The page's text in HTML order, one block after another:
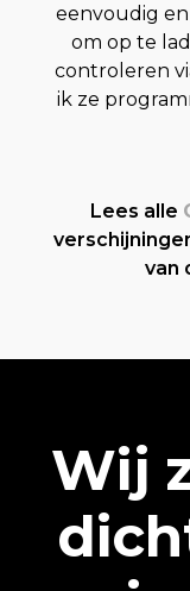
eenvoudig
om op te
controleren
ik ze
Lees alle
van
Wij